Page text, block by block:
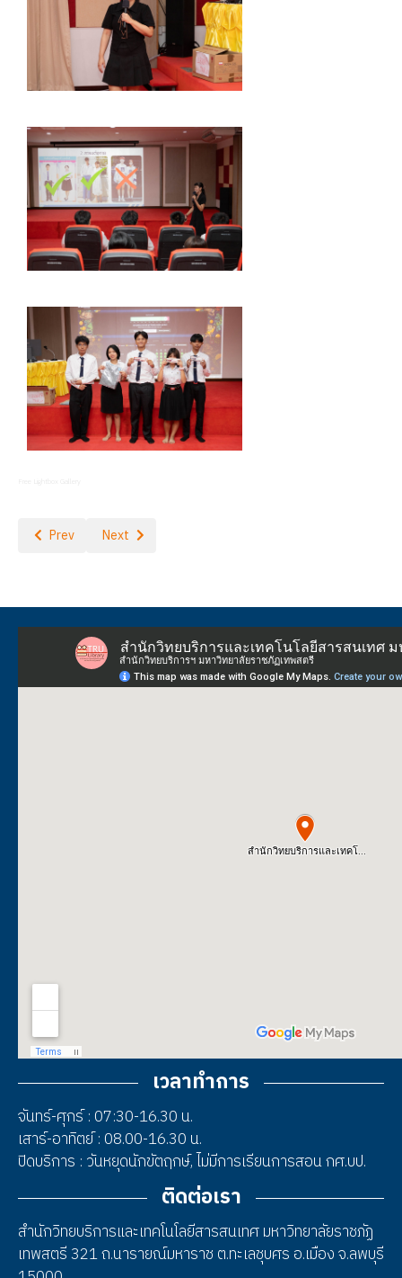
Previous article: โครงการ Creative Economy Riverside Heritage
Prev Next article: Library Tour นักศึกษาปี 1 ปีการศึกษา 2569 -
Next
เวลาทำการ
จันทร์-ศุกร์ : 07:30-16.30 น.
เสาร์-อาทิตย์ : 08.00-16.30 น.
ปิดบริการ : วันหยุดนักขัตฤกษ์, ไม่มีการเรียนการสอน กศ.บป.
ติดต่อเรา
สำนักวิทยบริการและเทคโนโลยีสารสนเทศ มหาวิทยาลัยราชภัฏ
เทพสตรี 321 ถ.นารายณ์มหาราช ต.ทะเลชุบศร อ.เมือง จ.ลพบุรี